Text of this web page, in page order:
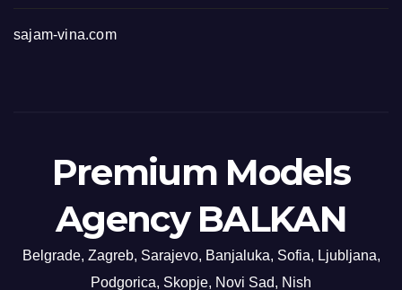
sajam-vina.com
Premium Models
Agency BALKAN
Belgrade, Zagreb, Sarajevo, Banjaluka, Sofia, Ljubljana,
Podgorica, Skopje, Novi Sad, Nish